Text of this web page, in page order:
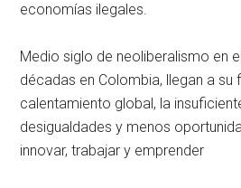
economías ilegales.
Medio siglo de neoliberalismo en
décadas en Colombia, llegan a su
calentamiento global, la
desigualdades y menos
innovar, trabajar y emprender